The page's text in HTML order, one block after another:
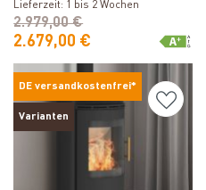
Lieferzeit: 1 bis 2 Wochen
2.679,00 €
2.979,00 €
DE versandkostenfrei*
Varianten